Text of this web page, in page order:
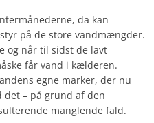
da kan
på de store vandmængder.
og når til sidst de lavt
får vand i kælderen.
egne marker, der nu
det – på grund af den
manglende fald.